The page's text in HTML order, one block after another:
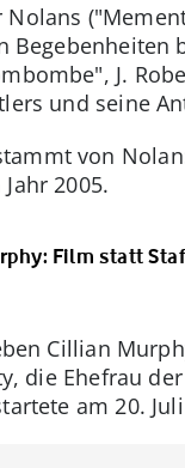
J.
und seine
von
2005.
Film statt
Cillian
die Ehefrau
am 20.